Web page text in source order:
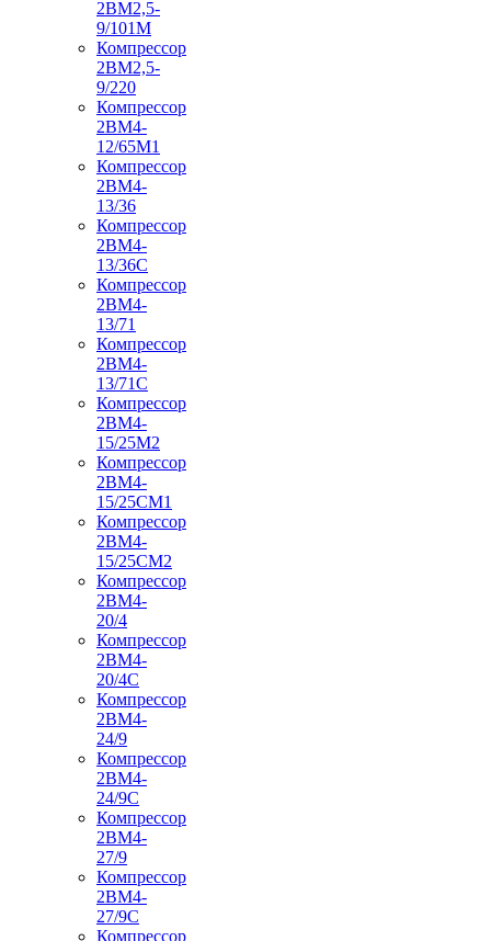
2ВМ2,5-
9/101М
Компрессор
2ВМ2,5-
9/220
Компрессор
2ВМ4-
12/65М1
Компрессор
2ВМ4-
13/36
Компрессор
2ВМ4-
13/36С
Компрессор
2ВМ4-
13/71
Компрессор
2ВМ4-
13/71С
Компрессор
2ВМ4-
15/25М2
Компрессор
2ВМ4-
15/25СМ1
Компрессор
2ВМ4-
15/25СМ2
Компрессор
2ВМ4-
20/4
Компрессор
2ВМ4-
20/4С
Компрессор
2ВМ4-
24/9
Компрессор
2ВМ4-
24/9С
Компрессор
2ВМ4-
27/9
Компрессор
2ВМ4-
27/9С
Компрессор